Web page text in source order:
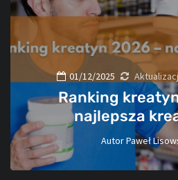
01/12/2025
Ranking
najlepsza
AutorPaweł